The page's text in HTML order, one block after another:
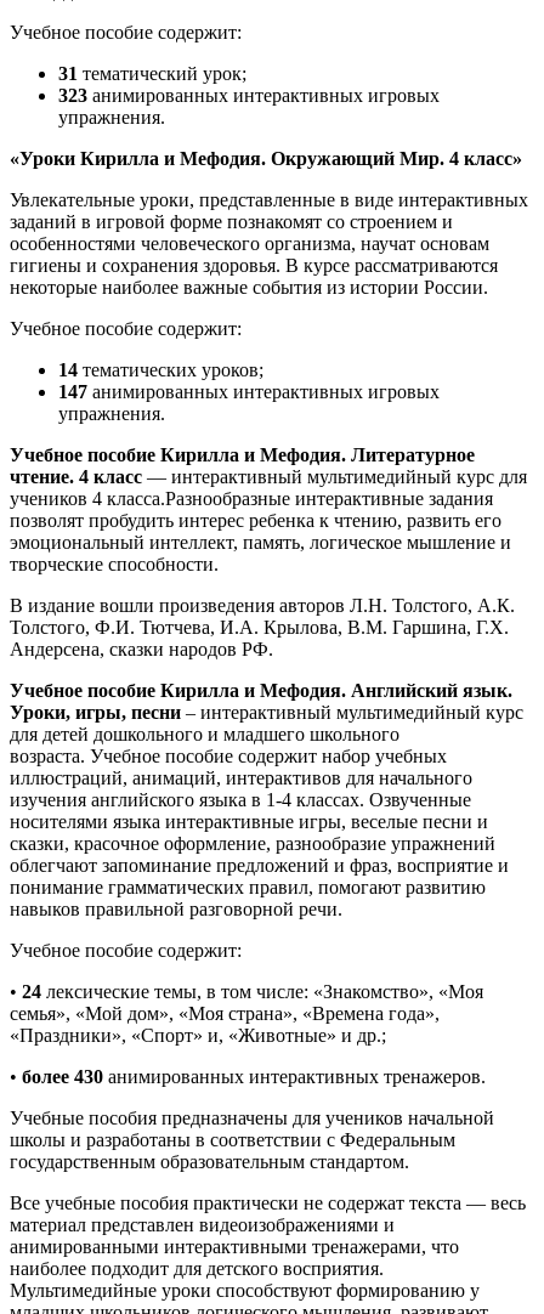
Учебное пособие содержит:
31 тематический урок;
323 анимированных интерактивных игровых
упражнения.
«Уроки Кирилла и Мефодия. Окружающий Мир. 4 класс»
Увлекательные уроки, представленные в виде интерактивных
заданий в игровой форме познакомят со строением и
особенностями человеческого организма, научат основам
гигиены и сохранения здоровья. В курсе рассматриваются
некоторые наиболее важные события из истории России.
Учебное пособие содержит:
14 тематических уроков;
147 анимированных интерактивных игровых
упражнения.
Учебное пособие Кирилла и Мефодия. Литературное
чтение. 4 класс — интерактивный мультимедийный курс для
учеников 4 класса.Разнообразные интерактивные задания
позволят пробудить интерес ребенка к чтению, развить его
эмоциональный интеллект, память, логическое мышление и
творческие способности.
В издание вошли произведения авторов Л.Н. Толстого, А.К.
Толстого, Ф.И. Тютчева, И.А. Крылова, В.М. Гаршина, Г.Х.
Андерсена, сказки народов РФ.
Учебное пособие Кирилла и Мефодия. Английский язык.
Уроки, игры, песни – интерактивный мультимедийный курс
для детей дошкольного и младшего школьного
возраста. Учебное пособие содержит набор учебных
иллюстраций, анимаций, интерактивов для начального
изучения английского языка в 1-4 классах. Озвученные
носителями языка интерактивные игры, веселые песни и
сказки, красочное оформление, разнообразие упражнений
облегчают запоминание предложений и фраз, восприятие и
понимание грамматических правил, помогают развитию
навыков правильной разговорной речи.
Учебное пособие содержит:
• 24 лексические темы, в том числе: «Знакомство», «Моя
семья», «Мой дом», «Моя страна», «Времена года»,
«Праздники», «Спорт» и, «Животные» и др.;
• более 430 анимированных интерактивных тренажеров.
Учебные пособия предназначены для учеников начальной
школы и разработаны в соответствии с Федеральным
государственным образовательным стандартом.
Все учебные пособия практически не содержат текста — весь
материал представлен видеоизображениями и
анимированными интерактивными тренажерами, что
наиболее подходит для детского восприятия.
Мультимедийные уроки способствуют формированию у